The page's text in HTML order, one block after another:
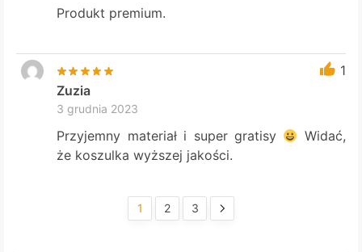
Produkt premium.
1
Zuzia
3 grudnia 2023
Przyjemny materiał i super gratisy
Widać,
że koszulka wyższej jakości.
1 2 3